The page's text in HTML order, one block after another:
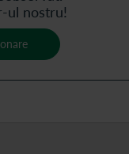
ul nostru!